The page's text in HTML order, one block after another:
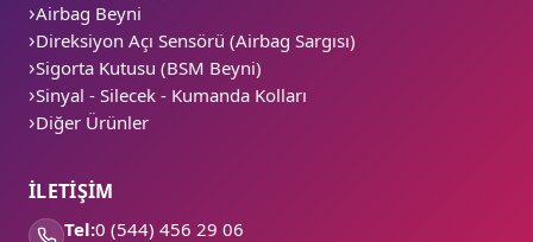
Airbag Beyni
Direksiyon Açı Sensörü (Airbag Sargısı)
Sigorta Kutusu (BSM Beyni)
Sinyal - Silecek - Kumanda Kolları
Diğer Ürünler
İLETİŞİM
Tel:0 (544) 456 29 06